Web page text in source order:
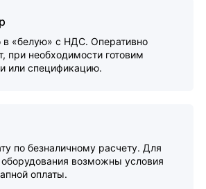
в «белую» с НДС. Оперативно
при необходимости готовим
или спецификацию.
по безналичному расчету. Для
возможны условия
оплаты.